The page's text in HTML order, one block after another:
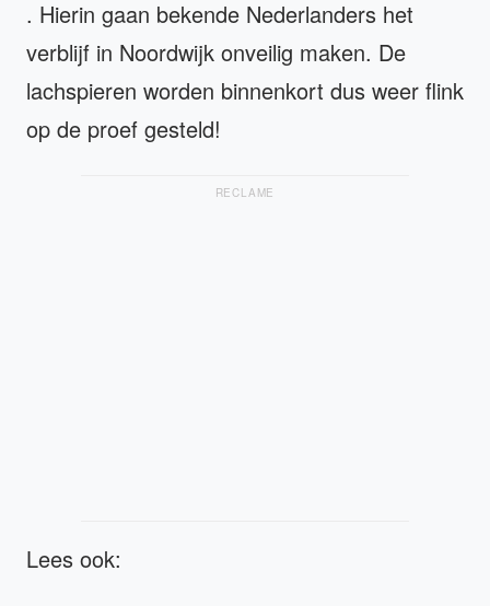
. Hierin gaan bekende Nederlanders het
verblijf in Noordwijk onveilig maken. De
lachspieren worden binnenkort dus weer flink
op de proef gesteld!
RECLAME
Lees ook: